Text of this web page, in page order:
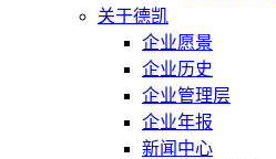
关于德凯
企业愿景
企业历史
企业管理层
企业年报
新闻中心